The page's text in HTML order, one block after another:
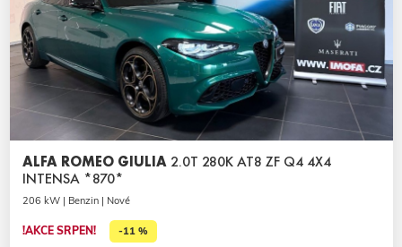
ALFA ROMEO GIULIA 2.0T 280K AT8 ZF Q4 4X4
INTENSA *870*
206 kW | Benzin | Nové
!AKCE SRPEN! -11 %